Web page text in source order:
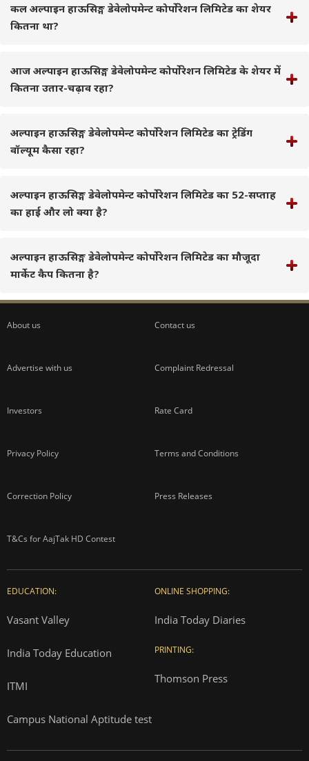
कल अल्पाइन हाऊसिङ्ग डेवेलोपमेन्ट कोर्पोरेशन लिमिटेड का शेयर
कितना था?
आज अल्पाइन हाऊसिङ्ग डेवेलोपमेन्ट कोर्पोरेशन लिमिटेड के शेयर में
कितना उतार-चढ़ाव रहा?
अल्पाइन हाऊसिङ्ग डेवेलोपमेन्ट कोर्पोरेशन लिमिटेड का ट्रेडिंग
वॉल्यूम कैसा रहा?
अल्पाइन हाऊसिङ्ग डेवेलोपमेन्ट कोर्पोरेशन लिमिटेड का 52-सप्ताह
का हाई और लो क्या है?
अल्पाइन हाऊसिङ्ग डेवेलोपमेन्ट कोर्पोरेशन लिमिटेड का मौजूदा
मार्केट कैप कितना है?
About us Contact us
Advertise with us Complaint Redressal
Investors Rate Card
Privacy Policy Terms and Conditions
Correction Policy Press Releases
T&Cs for AajTak HD Contest
EDUCATION:
Vasant Valley
India Today Education
ITMI
Campus National Aptitude test
ONLINE SHOPPING:
India Today Diaries
PRINTING:
Thomson Press